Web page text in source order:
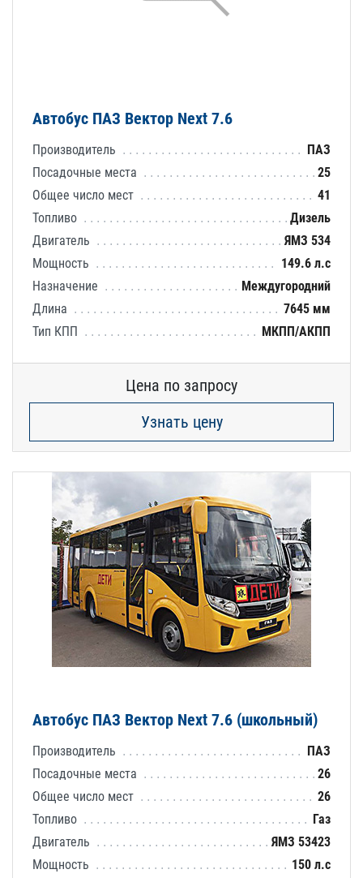
Автобус ПАЗ Вектор Next 7.6
Производитель
ПАЗ
Посадочные места
25
Общее число мест
41
Топливо
Дизель
Двигатель
ЯМЗ 534
Мощность
149.6 л.с
Назначение
Междугородний
Длина
7645 мм
Тип КПП
МКПП/АКПП
Цена по запросу
Узнать цену
Автобус ПАЗ Вектор Next 7.6 (школьный)
Производитель
ПАЗ
Посадочные места
26
Общее число мест
26
Топливо
Газ
Двигатель
ЯМЗ 53423
Мощность
150 л.с